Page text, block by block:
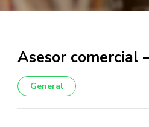
Asesor comercial
General